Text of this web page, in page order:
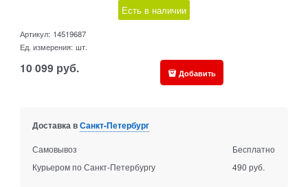
Есть в наличии
Артикул: 14519687
Ед. измерения: шт.
10 099 руб. Добавить
Доставка вСанкт-Петербург
Самовывоз
Бесплатно
Курьером по Санкт-Петербургу
490 руб.